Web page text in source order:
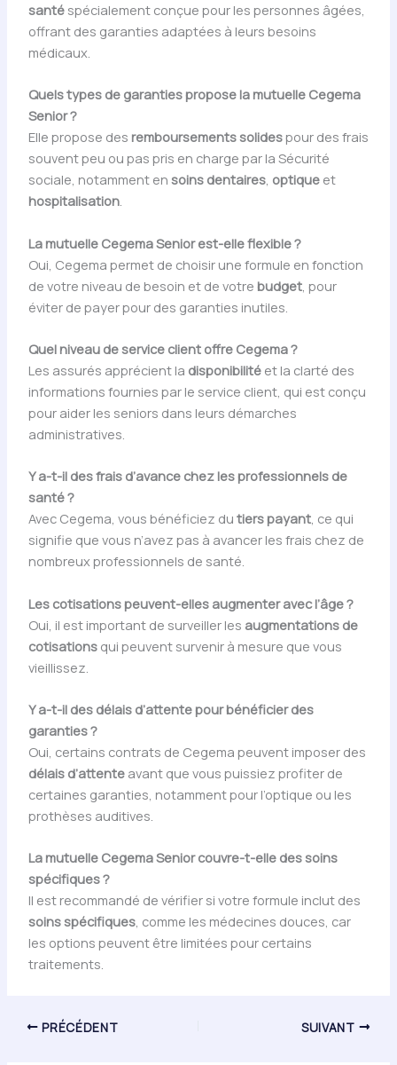
santéspécialement conçue pour les personnes âgées,
offrant des garanties adaptées à leurs besoins
médicaux.
Quels types de garanties propose la mutuelle Cegema
Senior ?
Elle propose des remboursements solidespour des frais
souvent peu ou pas pris en charge par la Sécurité
sociale, notamment en soins dentaires, optiqueet
hospitalisation.
La mutuelle Cegema Senior est-elle flexible ?
Oui, Cegema permet de choisir une formule en fonction
de votre niveau de besoin et de votre budget, pour
éviter de payer pour des garanties inutiles.
Quel niveau de service client offre Cegema ?
Les assurés apprécient la disponibilitéet la clarté des
informations fournies par le service client, qui est conçu
pour aider les seniors dans leurs démarches
administratives.
Y a-t-il des frais d’avance chez les professionnels de
santé ?
Avec Cegema, vous bénéficiez du tiers payant, ce qui
signifie que vous n’avez pas à avancer les frais chez de
nombreux professionnels de santé.
Les cotisations peuvent-elles augmenter avec l’âge ?
Oui, il est important de surveiller les augmentations de
cotisationsqui peuvent survenir à mesure que vous
vieillissez.
Y a-t-il des délais d’attente pour bénéficier des
garanties ?
Oui, certains contrats de Cegema peuvent imposer des
délais d’attenteavant que vous puissiez profiter de
certaines garanties, notamment pour l’optique ou les
prothèses auditives.
La mutuelle Cegema Senior couvre-t-elle des soins
spécifiques ?
Il est recommandé de vérifier si votre formule inclut des
soins spécifiques, comme les médecines douces, car
les options peuvent être limitées pour certains
traitements.
PRÉCÉDENT SUIVANT